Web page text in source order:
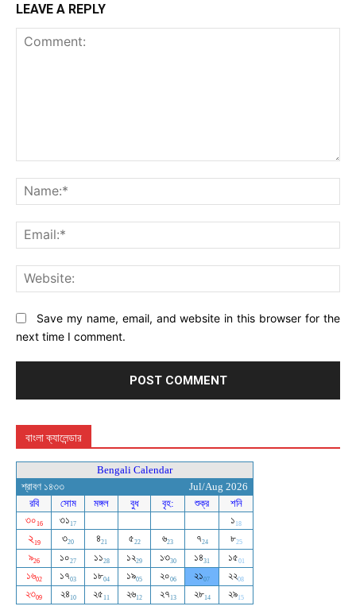
LEAVE A REPLY
Save my name, email, and website in this browser for the
next time I comment.
বাংলা ক্যালেন্ডার